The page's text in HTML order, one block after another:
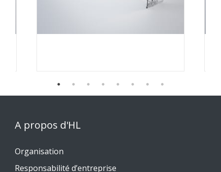
A propos d'HL
Organisation
Responsabilité d’entreprise